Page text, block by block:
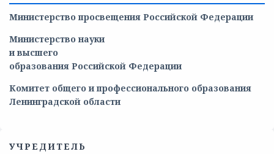
Министерство просвещения Российской Федерации
Министерство науки
и высшего
образования Российской Федерации
Комитет общего и профессионального образования
Ленинградской области
УЧРЕДИТЕЛЬ